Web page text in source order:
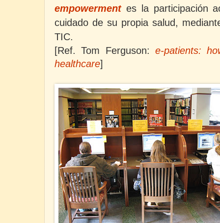
empowermentes la participación
cuidado de su propia salud,
TIC.
[Ref. Tom Ferguson: e-patients:
healthcare]